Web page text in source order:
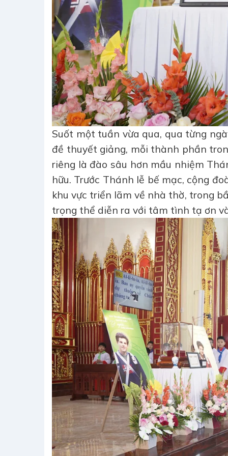
Suốt một tuần vừa qua, qua từng
đề thuyết giảng, mỗi thành phần
riêng là đào sâu hơn mầu nhiệm
hữu. Trước Thánh lễ bế mạc, cộng
khu vực triển lãm về nhà thờ, trong
trọng thể diễn ra với tâm tình tạ ơn